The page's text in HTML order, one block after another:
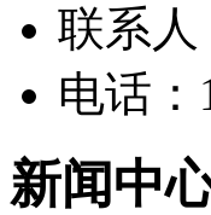
联系人
电话：
新闻中